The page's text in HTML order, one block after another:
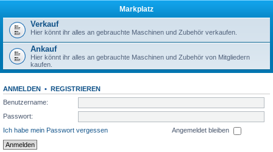
Markplatz
Verkauf
Hier könnt ihr alles an gebrauchte Maschinen und Zubehör verkaufen.
Ankauf
Hier könnt ihr alles an gebrauchte Maschinen und Zubehör von Mitgliedern
kaufen.
ANMELDEN • REGISTRIEREN
Benutzername:
Passwort:
Ich habe mein Passwort vergessen
Angemeldet bleiben